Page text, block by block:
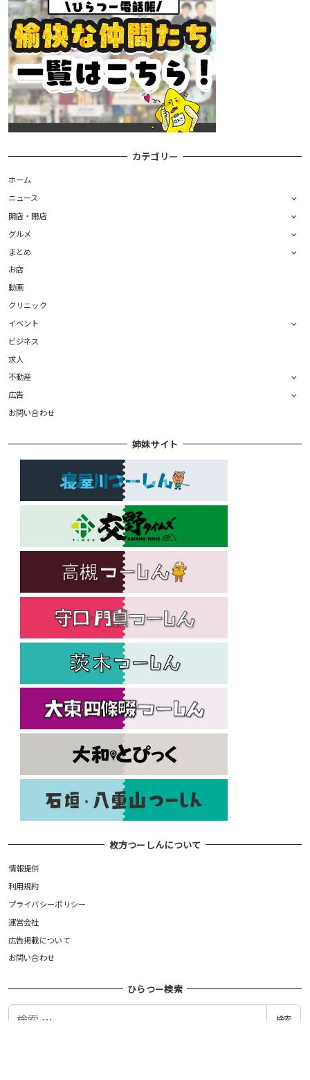
カテゴリー
ホーム
ニュース
開店・閉店
グルメ
まとめ
お店
動画
クリニック
イベント
ビジネス
求人
不動産
広告
お問い合わせ
姉妹サイト
枚方つーしんについて
情報提供
利用規約
プライバシーポリシー
運営会社
広告掲載について
お問い合わせ
ひらつー検索
検
検索